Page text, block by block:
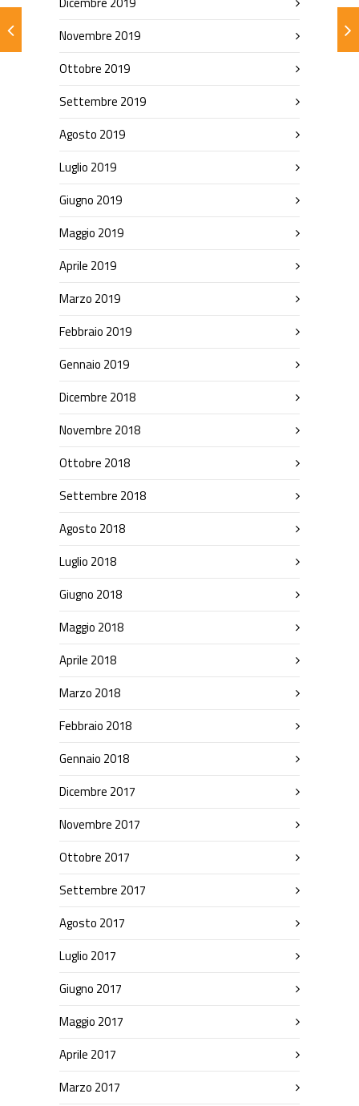
Novembre 2019
Ottobre 2019
Settembre 2019
Agosto 2019
Luglio 2019
Giugno 2019
Maggio 2019
Aprile 2019
Marzo 2019
Febbraio 2019
Gennaio 2019
Dicembre 2018
Novembre 2018
Ottobre 2018
Settembre 2018
Agosto 2018
Luglio 2018
Giugno 2018
Maggio 2018
Aprile 2018
Marzo 2018
Febbraio 2018
Gennaio 2018
Dicembre 2017
Novembre 2017
Ottobre 2017
Settembre 2017
Agosto 2017
Luglio 2017
Giugno 2017
Maggio 2017
Aprile 2017
Marzo 2017